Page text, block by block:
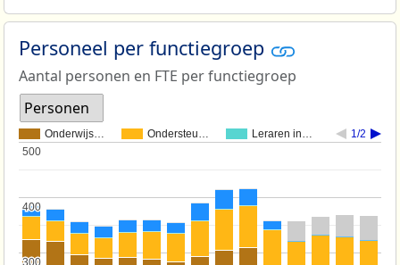
Personeel per functiegroep
Aantal personen en FTE per functiegroep
Personen
Onderwijs… Ondersteu… Leraren in… 1/2
300
300
400
400
500
500